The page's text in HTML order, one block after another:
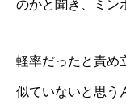
のかと聞き、ミン
軽率だったと責め
似ていないと思う